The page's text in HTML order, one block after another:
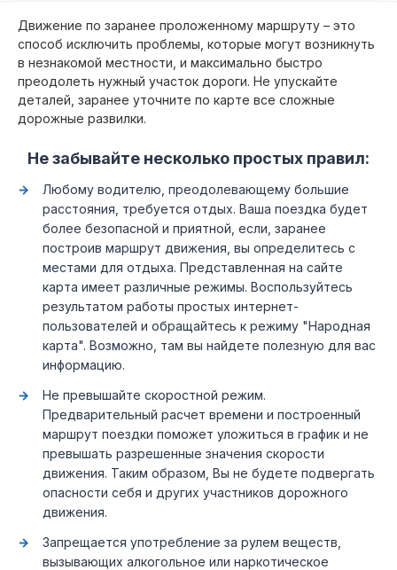
Движение по заранее проложенному маршруту – это
способ исключить проблемы, которые могут возникнуть
в незнакомой местности, и максимально быстро
преодолеть нужный участок дороги. Не упускайте
деталей, заранее уточните по карте все сложные
дорожные развилки.
Не забывайте несколько простых правил:
Любому водителю, преодолевающему большие
расстояния, требуется отдых. Ваша поездка будет
более безопасной и приятной, если, заранее
построив маршрут движения, вы определитесь с
местами для отдыха. Представленная на сайте
карта имеет различные режимы. Воспользуйтесь
результатом работы простых интернет-
пользователей и обращайтесь к режиму "Народная
карта". Возможно, там вы найдете полезную для вас
информацию.
Не превышайте скоростной режим.
Предварительный расчет времени и построенный
маршрут поездки поможет уложиться в график и не
превышать разрешенные значения скорости
движения. Таким образом, Вы не будете подвергать
опасности себя и других участников дорожного
движения.
Запрещается употребление за рулем веществ,
вызывающих алкогольное или наркотическое